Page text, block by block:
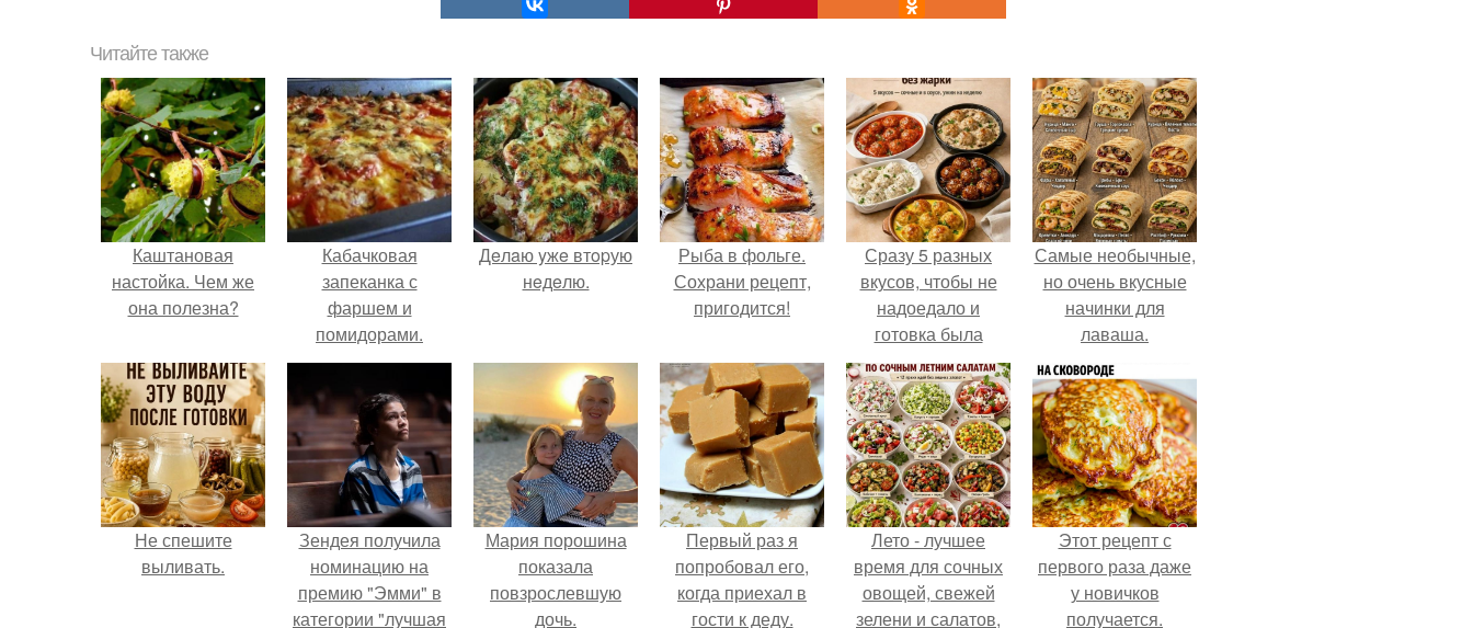
Читайте также
Каштановая
настойка. Чем же
она полезна?
Кабачковая
запеканка с
фаршем и
помидорами.
Дeлaю yжe втopую
нeдeлю.
Рыба в фольге.
Сохрани рецепт,
пригодится!
Сразу 5 разных
вкусов, чтобы не
надоедало и
готовка была
проще.
Самые необычные,
но очень вкусные
начинки для
лаваша.
Не спешите
выливать.
Зендея получила
номинацию на
премию "Эмми" в
категории "лучшая
Мария порошина
показала
повзрослевшую
дочь.
Первый раз я
попробовал его,
когда приехал в
гости к деду.
Лето - лучшее
время для сочных
овощей, свежей
зелени и салатов,
Этот рецепт с
первого раза даже
у новичков
получается.